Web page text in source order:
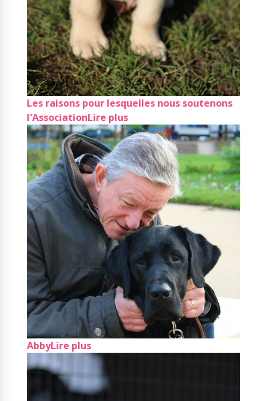
Les raisons pour lesquelles nous soutenons
l'AssociationLire plus
AbbyLire plus